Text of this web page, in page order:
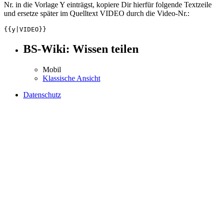
Nr. in die Vorlage Y einträgst, kopiere Dir hierfür folgende Textzeile
und ersetze später im Quelltext VIDEO durch die Video-Nr.:
BS-Wiki: Wissen teilen
Mobil
Klassische Ansicht
Datenschutz